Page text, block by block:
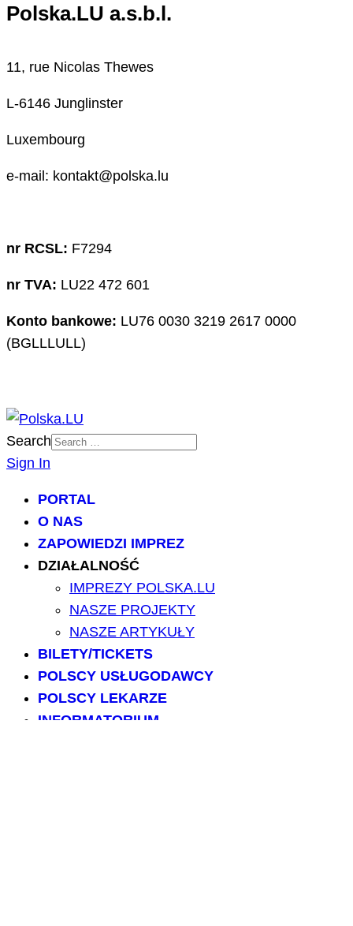
Polska.LU a.s.b.l.
11, rue Nicolas Thewes
L-6146 Junglinster
Luxembourg
e-mail: kontakt@polska.lu
nr RCSL: F7294
nr TVA: LU22 472 601
Konto bankowe: LU76 0030 3219 2617 0000
(BGLLLULL)
Search
Sign In
PORTAL
O NAS
ZAPOWIEDZI IMPREZ
DZIAŁALNOŚĆ
IMPREZY POLSKA.LU
NASZE PROJEKTY
NASZE ARTYKUŁY
BILETY/TICKETS
POLSCY USŁUGODAWCY
POLSCY LEKARZE
INFORMATORIUM